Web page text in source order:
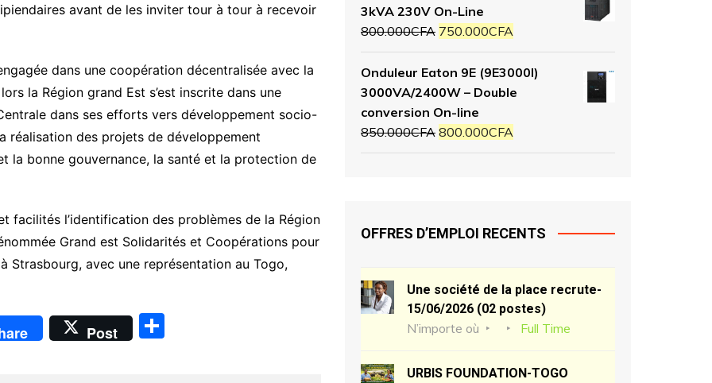
avant de les inviter tour à tour à recevoir
dans une coopération décentralisée avec la
la Région grand Est s’est inscrite dans une
dans ses efforts vers développement socio-
réalisation des projets de développement
la bonne gouvernance, la santé et la protection de
facilités l’identification des problèmes de la Région
Grand est Solidarités et Coopérations pour
Strasbourg, avec une représentation au Togo,
Post
3kVA 230V On-Line
800.000CFA 750.000CFA
Onduleur Eaton 9E (9E3000I)
3000VA/2400W – Double
conversion On-line
850.000CFA 800.000CFA
OFFRES D’EMPLOI RECENTS
Une société de la place recrute-
15/06/2026 (02 postes)
N’importe où Full Time
URBIS FOUNDATION-TOGO